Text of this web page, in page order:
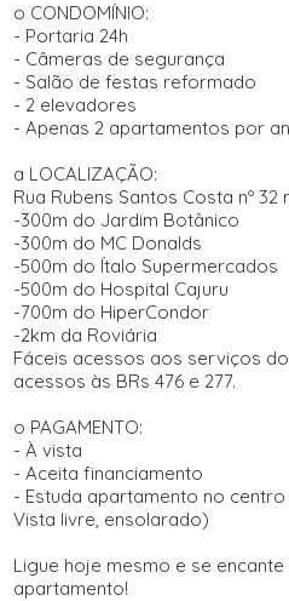
o CONDOMÍNIO:
- Portaria 24h
- Câmeras de segurança
- Salão de festas reformado
- 2 elevadores
- Apenas 2 apartamentos por
a LOCALIZAÇÃO:
Rua Rubens Santos Costa nº 32
-300m do Jardim Botânico
-300m do MC Donalds
-500m do Ítalo Supermercados
-500m do Hospital Cajuru
-700m do HiperCondor
-2km da Roviária
Fáceis acessos aos serviços
acessos às BRs 476 e 277.
o PAGAMENTO:
- À vista
- Aceita financiamento
- Estuda apartamento no
Vista livre, ensolarado)
Ligue hoje mesmo e se
apartamento!